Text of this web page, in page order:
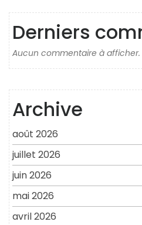
Derniers
Aucun commentaire à afficher.
Archive
août 2026
juillet 2026
juin 2026
mai 2026
avril 2026